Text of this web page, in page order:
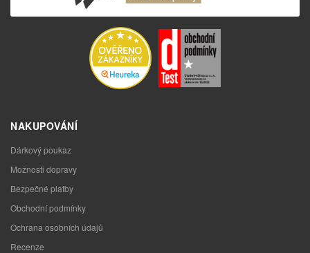
NAKUPOVÁNÍ
Dárkový poukaz
Možnosti dopravy
Bezpečné platby
Obchodní podmínky
Ochrana osobních údajů
Recenze